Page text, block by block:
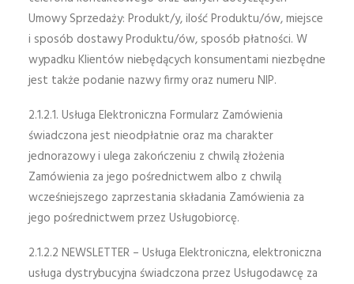
Umowy Sprzedaży: Produkt/y, ilość Produktu/ów, miejsce
i sposób dostawy Produktu/ów, sposób płatności. W
wypadku Klientów niebędących konsumentami niezbędne
jest także podanie nazwy firmy oraz numeru NIP.
2.1.2.1. Usługa Elektroniczna Formularz Zamówienia
świadczona jest nieodpłatnie oraz ma charakter
jednorazowy i ulega zakończeniu z chwilą złożenia
Zamówienia za jego pośrednictwem albo z chwilą
wcześniejszego zaprzestania składania Zamówienia za
jego pośrednictwem przez Usługobiorcę.
2.1.2.2 NEWSLETTER – Usługa Elektroniczna, elektroniczna
usługa dystrybucyjna świadczona przez Usługodawcę za